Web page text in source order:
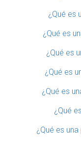
¿Qué es
¿Qué es
¿Qué es
¿Qué es
¿Qué es
¿Qué
¿Qué es